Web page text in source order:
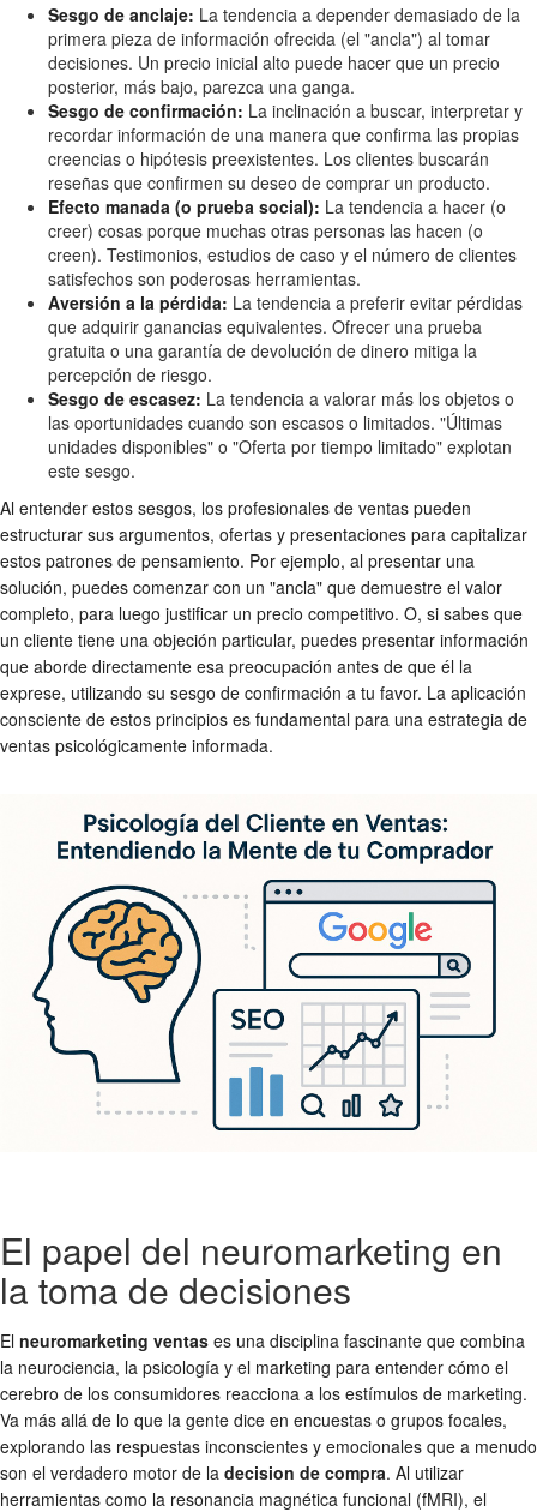
Sesgo de anclaje: La tendencia a depender demasiado de la
primera pieza de información ofrecida (el "ancla") al tomar
decisiones. Un precio inicial alto puede hacer que un precio
posterior, más bajo, parezca una ganga.
Sesgo de confirmación: La inclinación a buscar, interpretar y
recordar información de una manera que confirma las propias
creencias o hipótesis preexistentes. Los clientes buscarán
reseñas que confirmen su deseo de comprar un producto.
Efecto manada (o prueba social): La tendencia a hacer (o
creer) cosas porque muchas otras personas las hacen (o
creen). Testimonios, estudios de caso y el número de clientes
satisfechos son poderosas herramientas.
Aversión a la pérdida: La tendencia a preferir evitar pérdidas
que adquirir ganancias equivalentes. Ofrecer una prueba
gratuita o una garantía de devolución de dinero mitiga la
percepción de riesgo.
Sesgo de escasez: La tendencia a valorar más los objetos o
las oportunidades cuando son escasos o limitados. "Últimas
unidades disponibles" o "Oferta por tiempo limitado" explotan
este sesgo.
Al entender estos sesgos, los profesionales de ventas pueden
estructurar sus argumentos, ofertas y presentaciones para capitalizar
estos patrones de pensamiento. Por ejemplo, al presentar una
solución, puedes comenzar con un "ancla" que demuestre el valor
completo, para luego justificar un precio competitivo. O, si sabes que
un cliente tiene una objeción particular, puedes presentar información
que aborde directamente esa preocupación antes de que él la
exprese, utilizando su sesgo de confirmación a tu favor. La aplicación
consciente de estos principios es fundamental para una estrategia de
ventas psicológicamente informada.
El papel del neuromarketing en
la toma de decisiones
El neuromarketing ventas es una disciplina fascinante que combina
la neurociencia, la psicología y el marketing para entender cómo el
cerebro de los consumidores reacciona a los estímulos de marketing.
Va más allá de lo que la gente dice en encuestas o grupos focales,
explorando las respuestas inconscientes y emocionales que a menudo
son el verdadero motor de la decision de compra. Al utilizar
herramientas como la resonancia magnética funcional (fMRI), el